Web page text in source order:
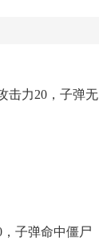
击力20，子弹无
子弹命中僵尸